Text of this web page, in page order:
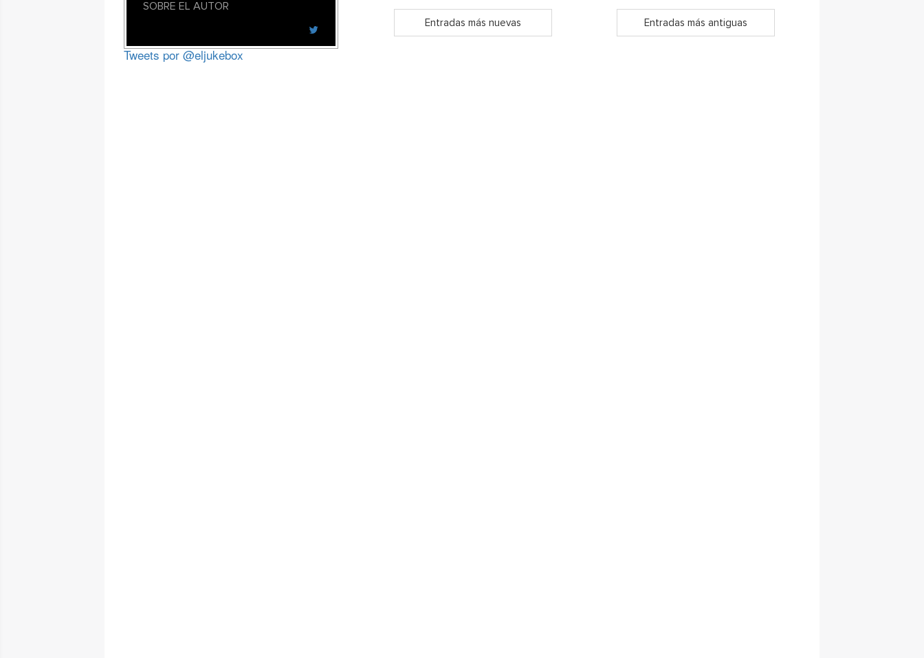
Entradas más nuevas Entradas más antiguas
SOBRE EL AUTOR
Tweets por @eljukebox